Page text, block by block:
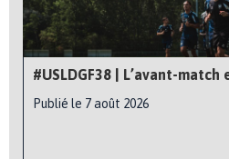
#USLDGF38 | L’avant-match
Publié le 7 août 2026